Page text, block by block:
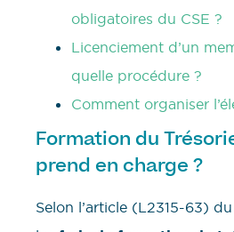
obligatoires du CSE ?
Licenciement d’un
quelle procédure ?
Comment organiser
Formation du
prend en charge ?
Selon l’article (L2315-63)